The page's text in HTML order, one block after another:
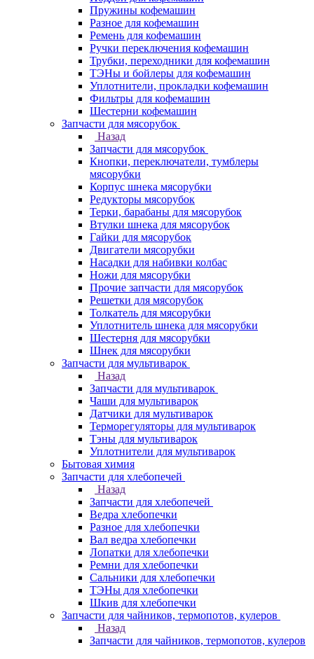
Пружины кофемашин
Разное для кофемашин
Ремень для кофемашин
Ручки переключения кофемашин
Трубки, переходники для кофемашин
ТЭНы и бойлеры для кофемашин
Уплотнители, прокладки кофемашин
Фильтры для кофемашин
Шестерни кофемашин
Запчасти для мясорубок
Назад
Запчасти для мясорубок
Кнопки, переключатели, тумблеры
мясорубки
Корпус шнека мясорубки
Редукторы мясорубок
Терки, барабаны для мясорубок
Втулки шнека для мясорубок
Гайки для мясорубок
Двигатели мясорубки
Насадки для набивки колбас
Ножи для мясорубки
Прочие запчасти для мясорубок
Решетки для мясорубок
Толкатель для мясорубки
Уплотнитель шнека для мясорубки
Шестерня для мясорубки
Шнек для мясорубки
Запчасти для мультиварок
Назад
Запчасти для мультиварок
Чаши для мультиварок
Датчики для мультиварок
Терморегуляторы для мультиварок
Тэны для мультиварок
Уплотнители для мультиварок
Бытовая химия
Запчасти для хлебопечей
Назад
Запчасти для хлебопечей
Ведра хлебопечки
Разное для хлебопечки
Вал ведра хлебопечки
Лопатки для хлебопечки
Ремни для хлебопечки
Сальники для хлебопечки
ТЭНы для хлебопечки
Шкив для хлебопечки
Запчасти для чайников, термопотов, кулеров
Назад
Запчасти для чайников, термопотов, кулеров